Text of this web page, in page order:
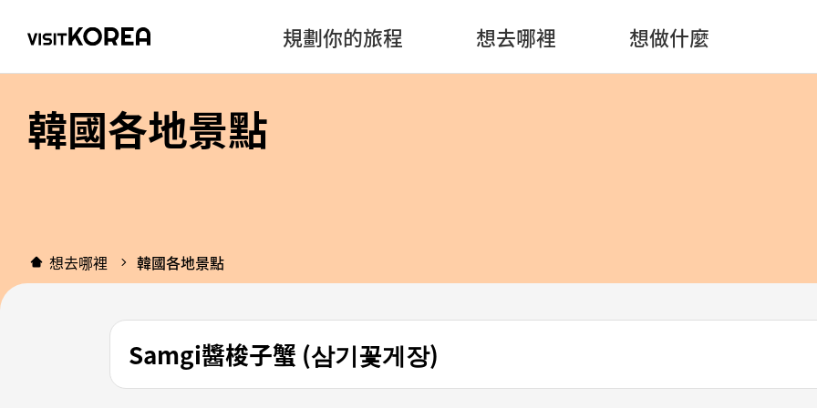
規劃你的旅程 想去哪裡 想做什麼
韓國各地景點
想去哪裡 韓國各地景點
Samgi醬梭子蟹 (삼기꽃게장)